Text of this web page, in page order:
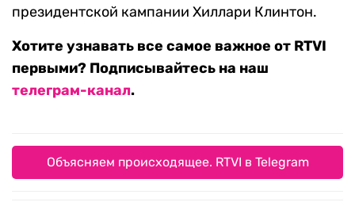
президентской кампании Хиллари Клинтон.
Хотите узнавать все самое важное от RTVI
первыми? Подписывайтесь на наш
телеграм-канал.
Объясняем происходящее. RTVI в Telegram